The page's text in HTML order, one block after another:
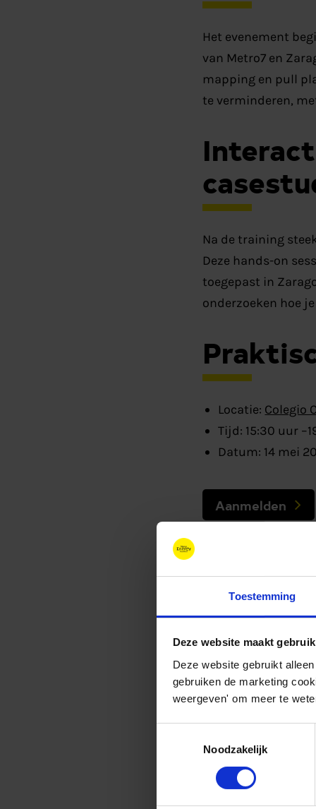
Toestemming
Deze website maakt
Deze website gebruikt
gebruiken de marketing
weergeven' om meer te
Noodzakelijk
Het evenement
van Metro7 en
mapping en pull
te verminderen,
Na de training
Deze hands-on
toegepast in
onderzoeken hoe
Locatie: Colegio
Tijd: 15:30 uur
Datum: 14 mei
Aanmelden
Het doel van het
gebouwen door;
verminderen
besparen en
monitoren en
In al deze
medewerkers een